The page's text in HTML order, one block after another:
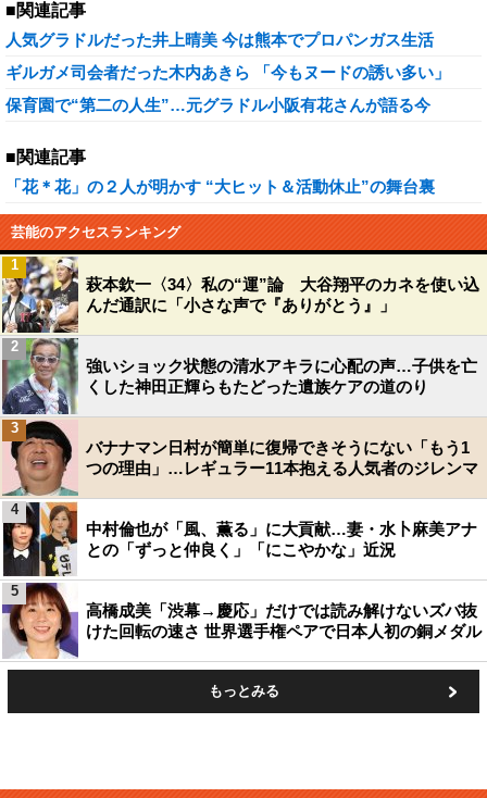
■関連記事
人気グラドルだった井上晴美 今は熊本でプロパンガス生活
ギルガメ司会者だった木内あきら 「今もヌードの誘い多い」
保育園で“第二の人生”…元グラドル小阪有花さんが語る今
■関連記事
「花＊花」の２人が明かす “大ヒット＆活動休止”の舞台裏
芸能のアクセスランキング
萩本欽一〈34〉私の“運”論 大谷翔平のカネを使い込
んだ通訳に「小さな声で『ありがとう』」
1
強いショック状態の清水アキラに心配の声…子供を亡
くした神田正輝らもたどった遺族ケアの道のり
2
バナナマン日村が簡単に復帰できそうにない「もう1
つの理由」…レギュラー11本抱える人気者のジレンマ
3
中村倫也が「風、薫る」に大貢献…妻・水卜麻美アナ
との「ずっと仲良く」「にこやかな」近況
4
高橋成美「渋幕→慶応」だけでは読み解けないズバ抜
けた回転の速さ 世界選手権ペアで日本人初の銅メダル
5
もっとみる